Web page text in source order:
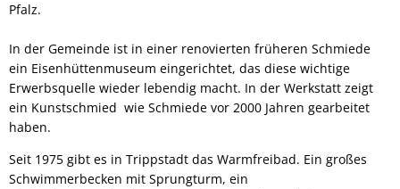
Pfalz.
In der Gemeinde ist in einer renovierten früheren Schmiede
ein Eisenhüttenmuseum eingerichtet, das diese wichtige
Erwerbsquelle wieder lebendig macht. In der Werkstatt zeigt
ein Kunstschmied wie Schmiede vor 2000 Jahren gearbeitet
haben.
Seit 1975 gibt es in Trippstadt das Warmfreibad. Ein großes
Schwimmerbecken mit Sprungturm, ein